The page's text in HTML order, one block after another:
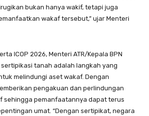
bukan hanya wakif, tetapi juga
wakaf tersebut,” ujar Menteri
ICOP 2026, Menteri ATR/Kepala BPN
tanah adalah langkah yang
melindungi aset wakaf. Dengan
pengakuan dan perlindungan
sehingga pemanfaatannya dapat terus
umat. “Dengan sertipikat, negara